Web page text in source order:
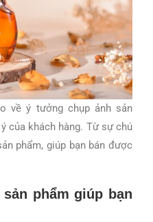
về ý tưởng chụp ảnh sản
của khách hàng. Từ sự chú
phẩm, giúp bạn bán được
phẩm giúp bạn